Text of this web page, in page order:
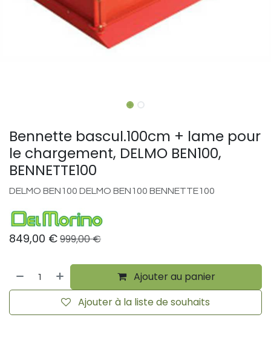
Bennette bascul.100cm + lame pour
le chargement, DELMO BEN100,
BENNETTE100
DELMO BEN100 DELMO BEN100 BENNETTE100
849,00 €999,00€
Ajouter au panier
Ajouter à la liste de souhaits